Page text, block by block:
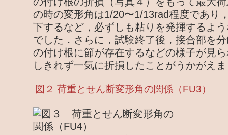
の時の変形角は1/20〜1/13rad程度であり
下するなど，必ずしも粘りを発揮するよ
でした．さらに，試験終了後，接合部を
の付け根に節が存在するなどの様子が見
しきれず一気に折損したことがうかがえ
図２ 荷重とせん断変形角の関係（FU3）